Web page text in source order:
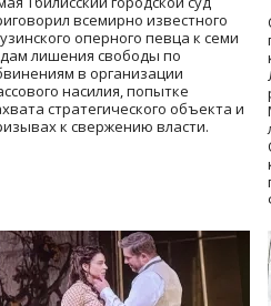
всемирно известного
оперного певца к семи
лишения свободы по
в организации
насилия, попытке
стратегического объекта и
к свержению власти.